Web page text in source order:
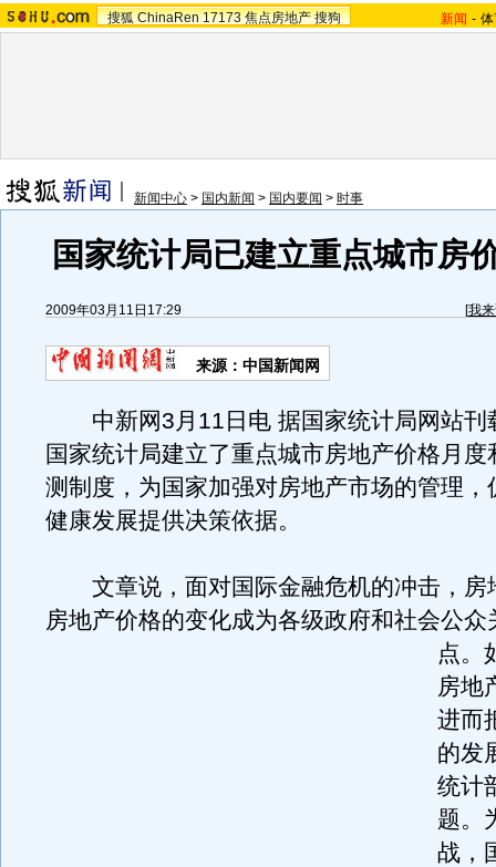
搜狐 ChinaRen 17173 焦点房地产 搜狗 新闻 -
新闻中心 > 国内新闻 > 国内要闻 > 时事
国家统计局已建立重点城市房
2009年03月11日17:29 [我
来源：中国新闻网
中新网3月11日电 据国家统计局网站刊
国家统计局建立了重点城市房地产价格月度
测制度，为国家加强对房地产市场的管理，
健康发展提供决策依据。
文章说，面对国际金融危机的冲击，房
房地产价格的变化成为各级政府和社会公众
点。
房地
进而
的发
统计
题。
战，